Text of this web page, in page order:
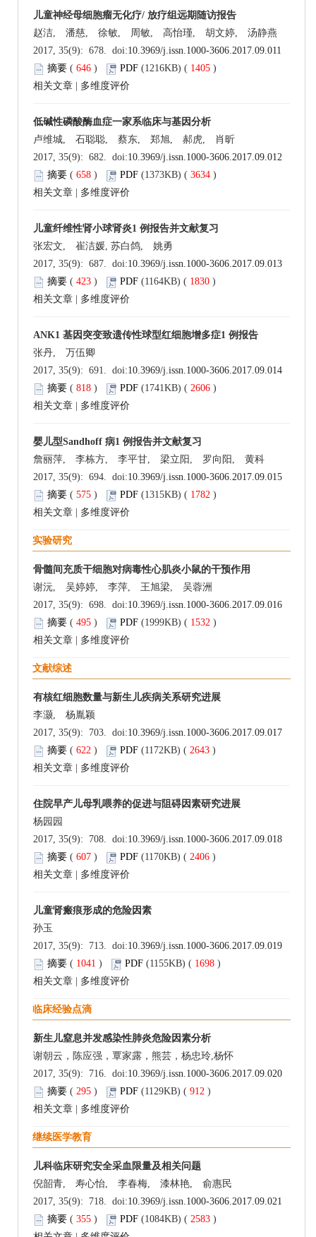
儿童神经母细胞瘤无化疗/ 放疗组远期随访报告
赵洁, 潘慈, 徐敏, 周敏, 高怡瑾, 胡文婷, 汤静燕
2017, 35(9): 678. doi:10.3969/j.issn.1000-3606.2017.09.011
摘要 ( 646 ) PDF (1216KB) ( 1405 )
相关文章
多维度评价
低碱性磷酸酶血症一家系临床与基因分析
卢维城, 石聪聪, 蔡东, 郑旭, 郝虎, 肖昕
2017, 35(9): 682. doi:10.3969/j.issn.1000-3606.2017.09.012
摘要 ( 658 ) PDF (1373KB) ( 3634 )
相关文章
多维度评价
儿童纤维性肾小球肾炎1 例报告并文献复习
张宏文, 崔洁媛, 苏白鸽, 姚勇
2017, 35(9): 687. doi:10.3969/j.issn.1000-3606.2017.09.013
摘要 ( 423 ) PDF (1164KB) ( 1830 )
相关文章
多维度评价
ANK1 基因突变致遗传性球型红细胞增多症1 例报告
张丹, 万伍卿
2017, 35(9): 691. doi:10.3969/j.issn.1000-3606.2017.09.014
摘要 ( 818 ) PDF (1741KB) ( 2606 )
相关文章
多维度评价
婴儿型Sandhoff 病1 例报告并文献复习
詹丽萍, 李栋方, 李平甘, 梁立阳, 罗向阳, 黄科
2017, 35(9): 694. doi:10.3969/j.issn.1000-3606.2017.09.015
摘要 ( 575 ) PDF (1315KB) ( 1782 )
相关文章
多维度评价
实验研究
骨髓间充质干细胞对病毒性心肌炎小鼠的干预作用
谢沅, 吴婷婷, 李萍, 王旭梁, 吴蓉洲
2017, 35(9): 698. doi:10.3969/j.issn.1000-3606.2017.09.016
摘要 ( 495 ) PDF (1999KB) ( 1532 )
相关文章
多维度评价
文献综述
有核红细胞数量与新生儿疾病关系研究进展
李灏, 杨胤颖
2017, 35(9): 703. doi:10.3969/j.issn.1000-3606.2017.09.017
摘要 ( 622 ) PDF (1172KB) ( 2643 )
相关文章
多维度评价
住院早产儿母乳喂养的促进与阻碍因素研究进展
杨园园
2017, 35(9): 708. doi:10.3969/j.issn.1000-3606.2017.09.018
摘要 ( 607 ) PDF (1170KB) ( 2406 )
相关文章
多维度评价
儿童肾瘢痕形成的危险因素
孙玉
2017, 35(9): 713. doi:10.3969/j.issn.1000-3606.2017.09.019
摘要 ( 1041 ) PDF (1155KB) ( 1698 )
相关文章
多维度评价
临床经验点滴
新生儿窒息并发感染性肺炎危险因素分析
谢朝云，陈应强，覃家露，熊芸，杨忠玲,杨怀
2017, 35(9): 716. doi:10.3969/j.issn.1000-3606.2017.09.020
摘要 ( 295 ) PDF (1129KB) ( 912 )
相关文章
多维度评价
继续医学教育
儿科临床研究安全采血限量及相关问题
倪韶青, 寿心怡, 李春梅, 漆林艳, 俞惠民
2017, 35(9): 718. doi:10.3969/j.issn.1000-3606.2017.09.021
摘要 ( 355 ) PDF (1084KB) ( 2583 )